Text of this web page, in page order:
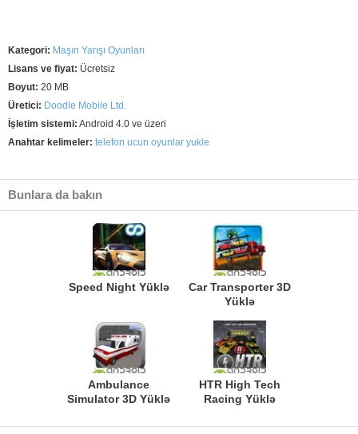
Kategori: Maşın Yarışı Oyunları
Lisans ve fiyat: Ücretsiz
Boyut: 20 MB
Üretici: Doodle Mobile Ltd.
İşletim sistemi: Android 4.0 ve üzeri
Anahtar kelimeler: telefon ucun oyunlar yukle
Bunlara da bakın
Speed Night Yüklə
Car Transporter 3D
Yüklə
Ambulance
Simulator 3D Yüklə
HTR High Tech
Racing Yüklə